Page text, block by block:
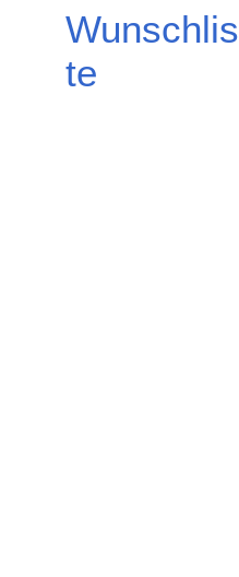
Wunschlis
te